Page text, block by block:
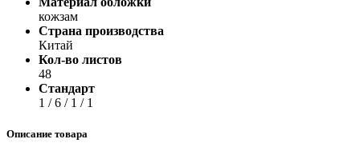
кожзам
Страна производства
Китай
Кол-во листов
48
Стандарт
1 / 6 / 1 / 1
Описание товара